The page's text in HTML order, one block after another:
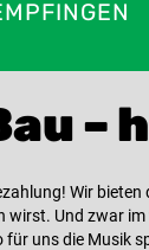
–
Wir
Und zwar
uns die Musik